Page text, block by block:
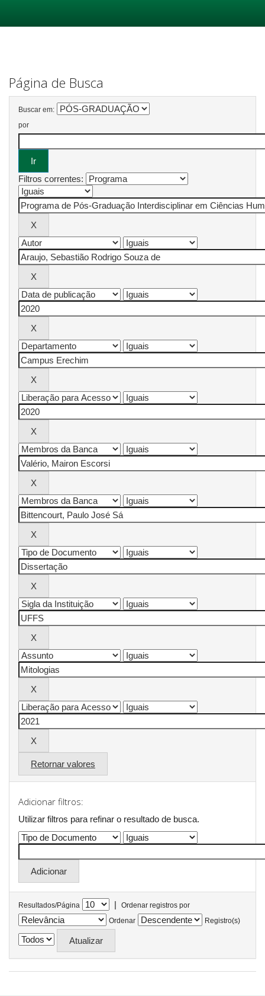
Página de Busca
Buscar em:
por
Filtros correntes:
Retornar valores
Adicionar filtros:
Utilizar filtros para refinar o resultado de busca.
Resultados/Página |
Ordenar registros por
Ordenar
Registro(s)